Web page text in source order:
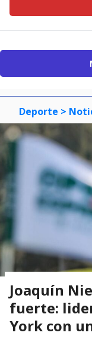
Deporte >
Joaquín
fuerte:
York con